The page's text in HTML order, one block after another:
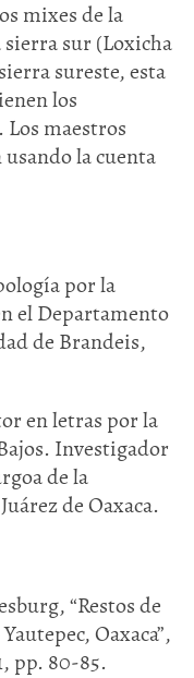
mixes de la
sierra sur (Loxicha
sureste, esta
los
maestros
la cuenta
por la
el Departamento
de Brandeis,
en letras por la
Investigador
de la
de Oaxaca.
“Restos de
Oaxaca”,
pp. 80-85.